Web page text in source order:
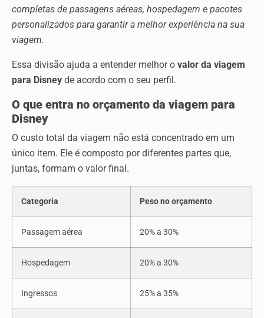
completas de passagens aéreas, hospedagem e pacotes
personalizados para garantir a melhor experiência na sua
viagem.
Essa divisão ajuda a entender melhor o valor da viagem
para Disney de acordo com o seu perfil.
O que entra no orçamento da viagem para
Disney
O custo total da viagem não está concentrado em um
único item. Ele é composto por diferentes partes que,
juntas, formam o valor final.
Categoria Peso no orçamento
Passagem aérea 20% a 30%
Hospedagem 20% a 30%
Ingressos 25% a 35%